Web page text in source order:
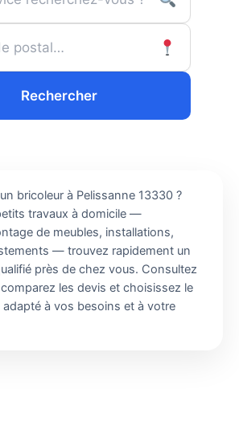
Rechercher
bricoleur à Pelissanne 13330 ?
travaux à domicile —
de meubles, installations,
— trouvez rapidement un
près de chez vous. Consultez
les devis et choisissez le
adapté à vos besoins et à votre